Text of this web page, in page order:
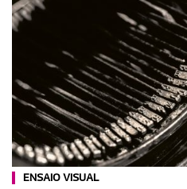
ENSAIO VISUAL